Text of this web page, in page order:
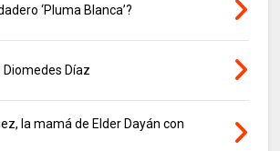
‘Pluma Blanca’?
Díaz
la mamá de Elder Dayán con